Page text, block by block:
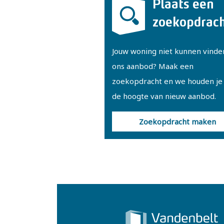
apart toilet en royale
en een dakkapel die zorgt voor
wastafels en een ligbad. In de
Via een vlizotrap op de
Enkele kenmerken:
- Energielabel C
- De woning wordt verkocht
zelf bewoond door de verkoper
- Gebruiksoppervlakte 170 m²,
Plaats een
Jouw woning niet kunnen
ons aanbod? Maak een
zoekopdracht en we houden
de hoogte van nieuw aanbod.
Zoekopdracht maken